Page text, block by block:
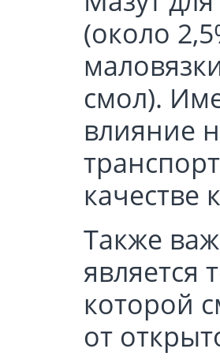
(около
смол).
влияние
качестве
Также
является
которой
от